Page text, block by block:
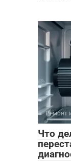
Ремонт
Что